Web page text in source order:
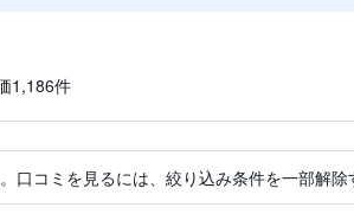
1,186​件
口コミを見るには、絞り込み条件を一部解